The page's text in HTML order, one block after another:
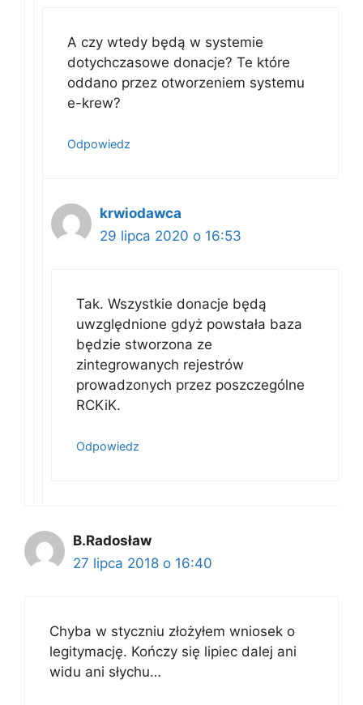
A czy wtedy będą w systemie
dotychczasowe donacje? Te które
oddano przez otworzeniem systemu
e-krew?
Odpowiedz
krwiodawca
29 lipca 2020 o 16:53
Tak. Wszystkie donacje będą
uwzględnione gdyż powstała baza
będzie stworzona ze
zintegrowanych rejestrów
prowadzonych przez poszczególne
RCKiK.
Odpowiedz
B.Radosław
27 lipca 2018 o 16:40
Chyba w styczniu złożyłem wniosek o
legitymację. Kończy się lipiec dalej ani
widu ani słychu…